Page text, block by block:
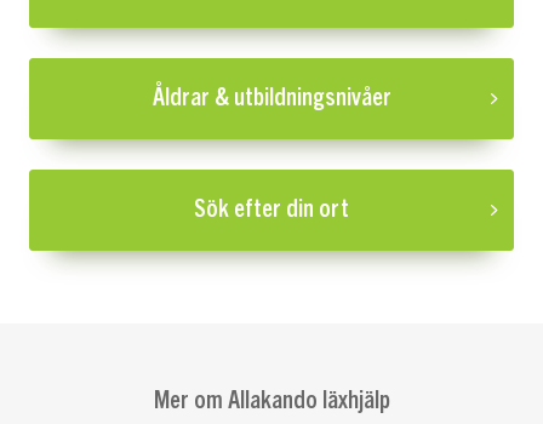
Åldrar & utbildningsnivåer
Sök efter din ort
Mer om Allakando läxhjälp